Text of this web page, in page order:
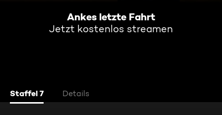
Ankes letzte Fahrt
Jetzt kostenlos streamen
Staffel 7 Details